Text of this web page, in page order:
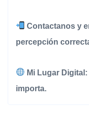
Contactanos y
percepción
Mi Lugar
importa.